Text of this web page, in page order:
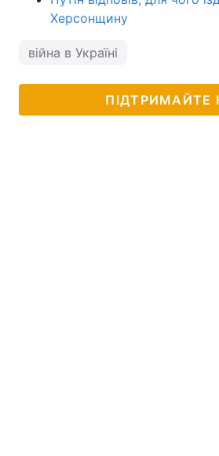
Херсонщину
війна в Україні
ПІДТРИМАЙТЕ